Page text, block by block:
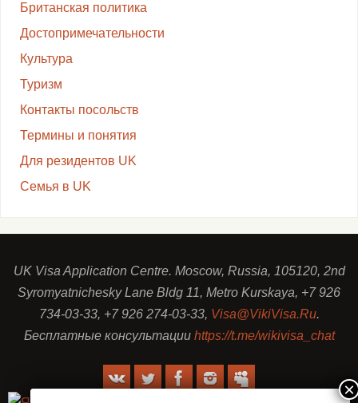
Британская политика
Достопримечательности
Культура
Туризм
Контакты посольств
Термины и понятия
Для резидентов UK
Семья в UK
UK Visa Application Centre. Moscow, Russia, 105120, 2nd
Syromyatnichesky Lane Bldg 11, Metro Kurskaya, +7 926
734-03-33, +7 926 274-03-33, Visa@VikiVisa.Ru.
Бесплатные консультации https://t.me/wikivisa_chat